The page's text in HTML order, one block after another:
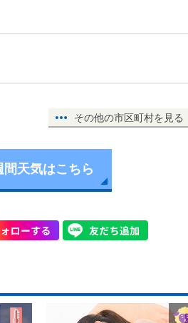
その他の市区町村を見る
天気はこちら